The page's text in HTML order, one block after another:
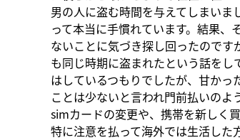
男の人に盗む時間を与えてしまい
って本当に手慣れています。結果
ないことに気づき探し回ったので
も同じ時期に盗まれたという話を
はしているつもりでしたが、甘かっ
ことは少ないと言われ門前払いの
simカードの変更や、携帯を新しく
特に注意を払って海外では生活した